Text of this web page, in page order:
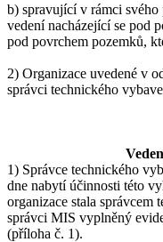
b) spravující v rámci svého
vedení nacházející se pod
pod povrchem pozemků,
2) Organizace uvedené v
správci technického
1) Správce technického
dne nabytí účinnosti této
organizace stala správcem
správci MIS vyplněný
(příloha č. 1).